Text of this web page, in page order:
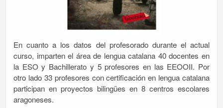
En cuanto a los datos del profesorado durante el actual
curso, imparten el área de lengua catalana 40 docentes en
la ESO y Bachillerato y 5 profesores en las EEOOII. Por
otro lado 33 profesores con certificación en lengua catalana
participan en proyectos bilingües en 8 centros escolares
aragoneses.